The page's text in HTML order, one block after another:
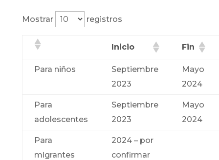
Mostrar registros
Inicio Fin
Para niños
Septiembre
2023
Mayo
2024
Para
adolescentes
Septiembre
2023
Mayo
2024
Para
migrantes
2024 – por
confirmar